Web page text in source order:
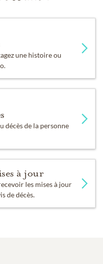
une histoire ou
décès de la personne
à jour
les mises à jour
de décès.